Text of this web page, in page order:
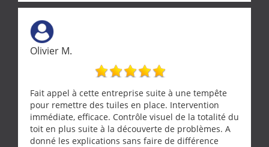
tourterelle et s’est ensuite patiemment occupé de
l’oiseau jusqu’à ce qu’il reprenne ses esprits et
puisse s’envoler. Après quoi il a procédé au
ramonage de notre insert avec dextérité et une
grande propreté, nous gratifiant également de
nombreux conseils concernant d’autres sujets. Un
entrepreneur comme on souhaite en rencontrer.
Encore un grand merci à lui.
Olivier M.
Fait appel à cette entreprise suite à une tempête
pour remettre des tuiles en place. Intervention
immédiate, efficace. Contrôle visuel de la totalité du
toit en plus suite à la découverte de problèmes. A
donné les explications sans faire de différence